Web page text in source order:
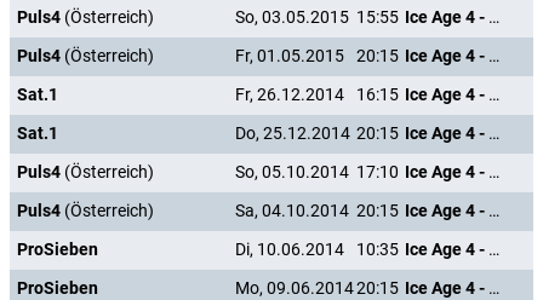
Puls4 (Österreich) So, 03.05.2015 15:55
Ice Age 4 - Voll verschoben
Puls4 (Österreich) Fr, 01.05.2015 20:15
Ice Age 4 - Voll verschoben
Sat.1
Fr, 26.12.2014 16:15
Ice Age 4 - Voll verschoben
Sat.1
Do, 25.12.2014 20:15
Ice Age 4 - Voll verschoben
Puls4 (Österreich) So, 05.10.2014 17:10
Ice Age 4 - Voll verschoben
Puls4 (Österreich) Sa, 04.10.2014 20:15
Ice Age 4 - Voll verschoben
ProSieben
Di, 10.06.2014 10:35
Ice Age 4 - Voll verschoben
ProSieben
Mo, 09.06.201420:15
Ice Age 4 - Voll verschoben